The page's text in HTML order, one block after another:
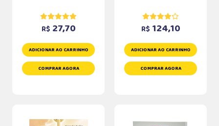
R$ 27,70
ADICIONAR AO CARRINHO
COMPRAR AGORA
R$ 124,10
ADICIONAR AO CARRINHO
COMPRAR AGORA